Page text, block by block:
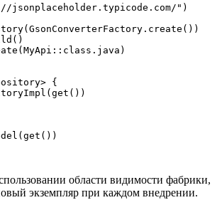
jsonplaceholder.typicode.com/")
.build()
.create(MyApi::class.java)
{
области видимости фабрики,
экземпляр при каждом внедрении.